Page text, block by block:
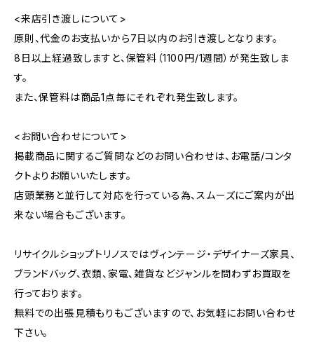
<来店引き渡しについて>
原則、代金のお支払いから7日以内のお引き渡しとなります。
8日以上経過致しますと、保管料（1100円/1週間）が発生致しま
す。
また、保管料は商品1点毎にそれぞれ発生致します。
<お問い合わせについて>
掲載商品に関するご質問などのお問い合わせは、お電話/コンタ
クトよりお願いいたします。
店頭業務と並行して対応を行っている為、スムーズにご案内が出
来ない場合もございます。
リサイクルショップトリノスではヴィンテージ・デザイナーズ家具、
ブランドバッグ、衣類、家電、雑貨などジャンルを問わずお買取を
行っております。
無料での出張見積もりもございますので、お気軽にお問い合わせ
下さい。